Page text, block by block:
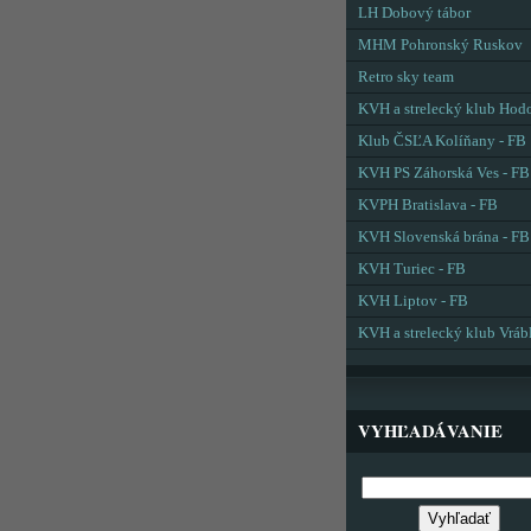
LH Dobový tábor
MHM Pohronský Ruskov
Retro sky team
KVH a strelecký klub
Klub ČSĽA Kolíňany - FB
KVH PS Záhorská Ves - FB
KVPH Bratislava - FB
KVH Slovenská brána - FB
KVH Turiec - FB
KVH Liptov - FB
KVH a strelecký klub
VYHĽADÁVANIE